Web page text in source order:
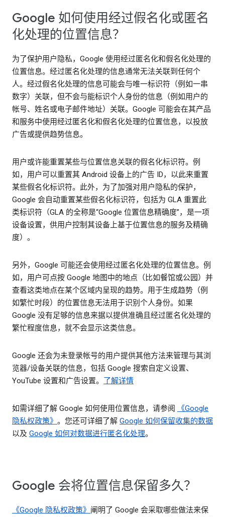
Google 如何使用经过假名化或匿名
化处理的位置信息？
为了保护用户隐私，Google 使用经过匿名化和假名化处理的
位置信息。经过匿名化处理的信息通常无法关联到任何个
人。经过假名化处理的信息可能会与唯一标识符（例如一串
数字）关联，但不会与能标识个人身份的信息（例如用户的
帐号、姓名或电子邮件地址）关联。Google 可能会在其产品
和服务中使用经过匿名化和假名化处理的位置信息，以投放
广告或提供趋势信息。
用户或许能重置某些与位置信息关联的假名化标识符。例
如，用户可以重置其 Android 设备上的广告 ID，以此来重置
某些假名化标识符。此外，为了加强对用户隐私的保护，
Google 会自动重置某些假名化标识符，包括为 GLA 重置此
类标识符（GLA 的全称是“Google 位置信息精确度”，是一项
设备设置，供用户控制其设备上基于位置信息的服务及精确
度）。
另外，Google 可能还会使用经过匿名化处理的位置信息。例
如，用户可点按 Google 地图中的地点（比如餐馆或公园）并
查看这类地点在某个区域内呈现的趋势。用于生成趋势（例
如繁忙时段）的位置信息无法用于识别个人身份。如果
Google 没有足够的信息来据以提供准确且经过匿名化处理的
繁忙程度信息，就不会显示这类信息。
Google 还会为未登录帐号的用户提供其他方法来管理与其浏
览器/设备关联的信息，包括 Google 搜索自定义设置、
YouTube 设置和广告设置。 了解详情
如需详细了解 Google 如何使用位置信息，请参阅
《Google
隐私权政策》 。您还可详细了解 Google 如何保留收集的数据
以及 Google 如何对数据进行匿名化处理。
Google 会将位置信息保留多久？
《Google 隐私权政策》 阐明了 Google 会采取哪些做法来保